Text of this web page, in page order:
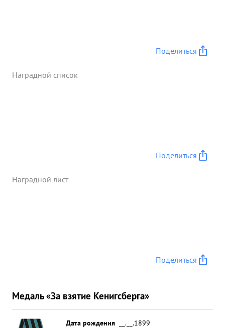
Поделиться
Наградной список
Поделиться
Наградной лист
Поделиться
Медаль «За взятие Кенигсберга»
Дата рождения
__.__.1899